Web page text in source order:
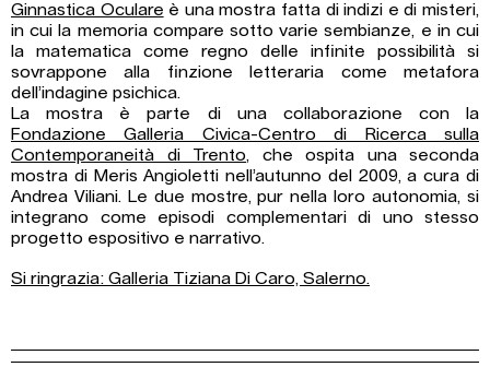
Ginnastica Oculare è una mostra fatta di indizi e di misteri,
in cui la memoria compare sotto varie sembianze, e in cui
la matematica come regno delle infinite possibilità si
sovrappone alla finzione letteraria come metafora
dell’indagine psichica.
La mostra è parte di una collaborazione con la
Fondazione Galleria Civica-Centro di Ricerca sulla
Contemporaneità di Trento, che ospita una seconda
mostra di Meris Angioletti nell’autunno del 2009, a cura di
Andrea Viliani. Le due mostre, pur nella loro autonomia, si
integrano come episodi complementari di uno stesso
progetto espositivo e narrativo.
Si ringrazia: Galleria Tiziana Di Caro, Salerno.